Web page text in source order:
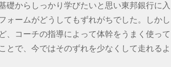
礎からしっかり学びたいと思い東邦銀行に入
ォームがどうしてもずれがちでした。しかし
、コーチの指導によって体幹をうまく使って
とで、今ではそのずれを少なくして走れるよ